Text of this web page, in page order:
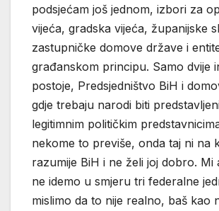
podsjećam još jednom, izbori za
vijeća, gradska vijeća, županijske
zastupničke domove države i
građanskom principu. Samo dvije
postoje, Predsjedništvo BiH i
gdje trebaju narodi biti
legitimnim političkim
nekome to previše, onda taj ni na
razumije BiH i ne želi joj dobro. Mi
ne idemo u smjeru tri federalne
mislimo da to nije realno, baš kao